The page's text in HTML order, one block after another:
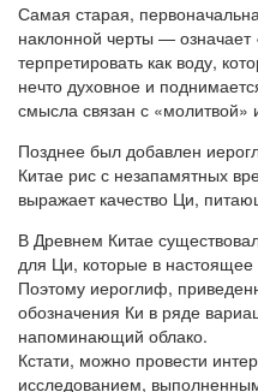
Самая старая,
наклонной черты —
терпретировать как воду,
нечто духовное и
смысла связан с
Позднее был добавлен
Китае рис с незапамятных
выражает качество Ци,
В Древнем Китае
для Ци, которые в
Поэтому иероглиф,
обозначения Ки в ряде
напоминающий облако.
Кстати, можно про­вести
исследованием,